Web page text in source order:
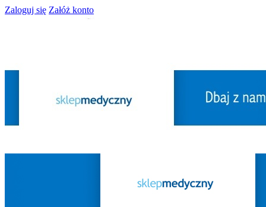
Zaloguj się Załóż konto